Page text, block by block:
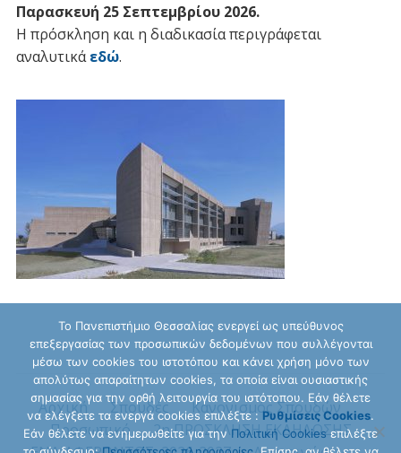
Παρασκευή 25 Σεπτεμβρίου 2026.
Η πρόσκληση και η διαδικασία περιγράφεται
αναλυτικάεδώ.
Αρχική Σπουδές
Κανονισμός Σπουδών
Προσωπικό
2η ΠΡΟΣΚΛΗΣΗ ΕΚΔΗΛΩΣΗΣ
Το Πανεπιστήμιο Θεσσαλίας ενεργεί ως υπεύθυνος
επεξεργασίας των προσωπικών δεδομένων που συλλέγονται
μέσω των cookies του ιστοτόπου και κάνει χρήση μόνο των
απολύτως απαραίτητων cookies, τα οποία είναι ουσιαστικής
σημασίας για την ορθή λειτουργία του ιστότοπου. Εάν θέλετε
να ελέγξετε τα ενεργά cookies επιλέξτε :Ρυθμίσεις Cookies.
Εάν θέλετε να ενημερωθείτε για τηνΠολιτική Cookiesεπιλέξτε